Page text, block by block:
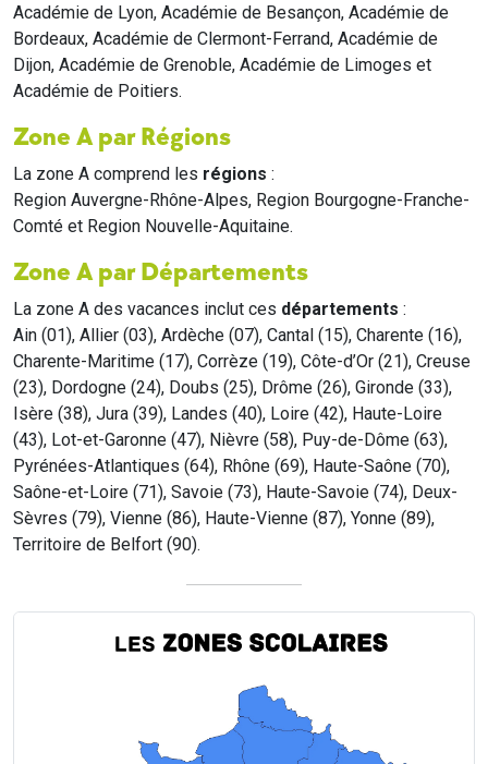
Académie de Lyon, Académie de Besançon, Académie de
Bordeaux, Académie de Clermont-Ferrand, Académie de
Dijon, Académie de Grenoble, Académie de Limoges et
Académie de Poitiers.
Zone A par Régions
La zone A comprend les régions :
Region Auvergne-Rhône-Alpes, Region Bourgogne-Franche-
Comté et Region Nouvelle-Aquitaine.
Zone A par Départements
La zone A des vacances inclut ces départements :
Ain (01), Allier (03), Ardèche (07), Cantal (15), Charente (16),
Charente-Maritime (17), Corrèze (19), Côte-d’Or (21), Creuse
(23), Dordogne (24), Doubs (25), Drôme (26), Gironde (33),
Isère (38), Jura (39), Landes (40), Loire (42), Haute-Loire
(43), Lot-et-Garonne (47), Nièvre (58), Puy-de-Dôme (63),
Pyrénées-Atlantiques (64), Rhône (69), Haute-Saône (70),
Saône-et-Loire (71), Savoie (73), Haute-Savoie (74), Deux-
Sèvres (79), Vienne (86), Haute-Vienne (87), Yonne (89),
Territoire de Belfort (90).